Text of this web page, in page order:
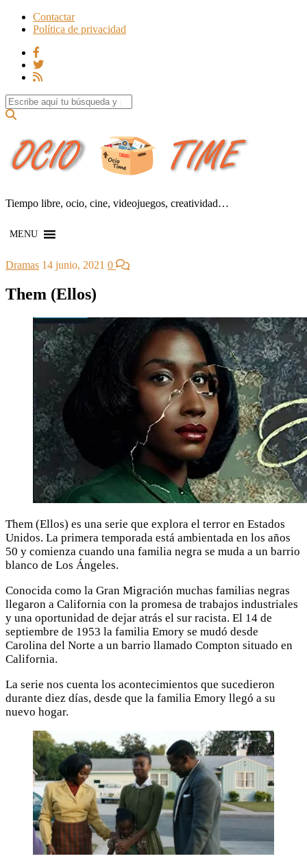
Contactar
Política de privacidad
Search for:
Tiempo libre, ocio, cine, videojuegos, creatividad…
MENU
Dramas 14 junio, 2021 0
Them (Ellos)
Them (Ellos) es una serie que explora el terror en Estados
Unidos. La primera temporada está ambientada en los años
50 y comienza cuando una familia negra se muda a un barrio
blanco de Los Ángeles.
Conocida como la Gran Migración muchas familias negras
llegaron a California con la promesa de trabajos industriales
y una oportunidad de dejar atrás el sur racista. El 14 de
septiembre de 1953 la familia Emory se mudó desde
Carolina del Norte a un barrio llamado Compton situado en
California.
La serie nos cuenta los acontecimientos que sucedieron
durante diez días, desde que la familia Emory llegó a su
nuevo hogar.